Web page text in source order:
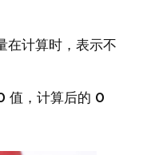
在计算时，表示不
值，计算后的 0